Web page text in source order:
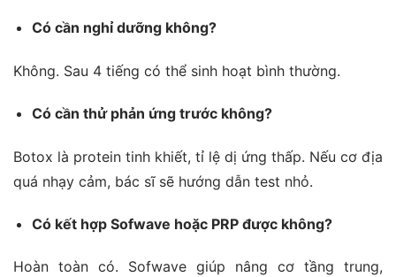
Có cần nghỉ dưỡng không?
Không. Sau 4 tiếng có thể sinh hoạt bình thường.
Có cần thử phản ứng trước không?
Botox là protein tinh khiết, tỉ lệ dị ứng thấp. Nếu cơ địa
quá nhạy cảm, bác sĩ sẽ hướng dẫn test nhỏ.
Có kết hợp Sofwave hoặc PRP được không?
Hoàn toàn có. Sofwave giúp nâng cơ tầng trung,